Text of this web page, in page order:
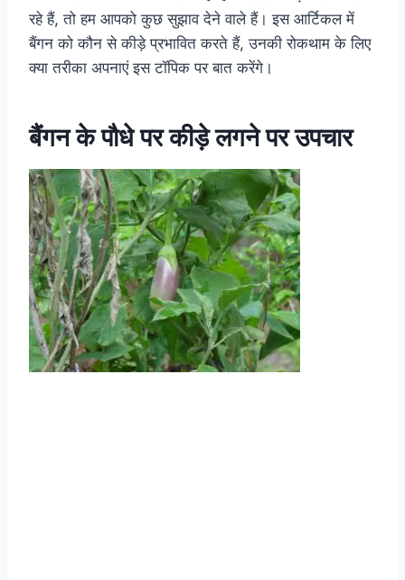
रहे हैं, तो हम आपको कुछ सुझाव देने वाले हैं। इस आर्टिकल में
बैंगन को कौन से कीड़े प्रभावित करते हैं, उनकी रोकथाम के लिए
क्या तरीका अपनाएं इस टॉपिक पर बात करेंगे।
बैंगन के पौधे पर कीड़े लगने पर उपचार